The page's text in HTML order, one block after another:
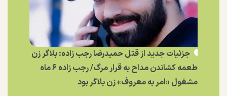
جزئیات جدید از قتل حمیدرضا رجب زاده: بلاگر زن
طعمه کشاندن مداح به قرار مرگ/ رجب زاده ۶ ماه
مشغول «امر به معروف» زن بلاگر بود